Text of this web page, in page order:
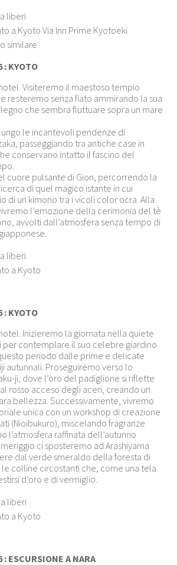
liberi
a Kyoto Via Inn Prime Kyotoeki
similare
KYOTO
Visiteremo il maestoso tempio
resteremo senza fiato ammirando la sua
che sembra fluttuare sopra un mare
le incantevoli pendenze di
passeggiando tra antiche case in
conservano intatto il fascino del
cuore pulsante di Gion, percorrendo la
di quel magico istante in cui
di un kimono tra i vicoli color ocra. Alla
l’emozione della cerimonia del tè
avvolti dall’atmosfera senza tempo di
liberi
a Kyoto
KYOTO
Inizieremo la giornata nella quiete
per contemplare il suo celebre giardino
periodo dalle prime e delicate
autunnali. Proseguiremo verso lo
ji, dove l’oro del padiglione si riflette
rosso acceso degli aceri, creando un
bellezza. Successivamente, vivremo
unica con un workshop di creazione
(Nioibukuro), miscelando fragranze
l’atmosfera raffinata dell’autunno
ci sposteremo ad Arashiyama
dal verde smeraldo della foresta di
colline circostanti che, come una tela
d’oro e di vermiglio.
liberi
a Kyoto
ESCURSIONE A NARA